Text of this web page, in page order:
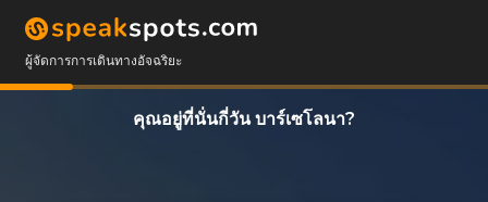
ผู้จัดการการเดินทางอัจฉริยะ
คุณอยู่ที่นั่นกี่วัน บาร์เซโลนา?